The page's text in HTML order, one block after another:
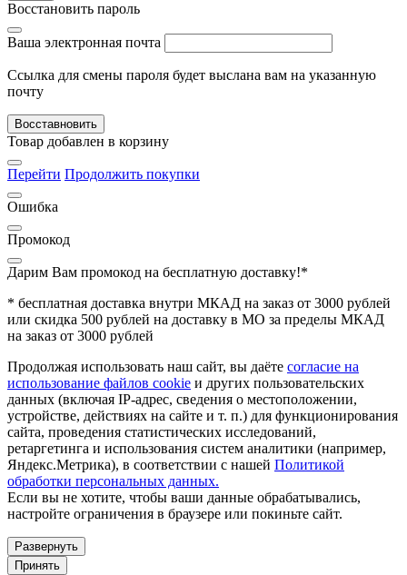
Восстановить пароль
Ваша электронная почта
Ссылка для смены пароля будет выслана вам на указанную
почту
Восставновить
Товар добавлен в корзину
Перейти Продолжить покупки
Ошибка
Промокод
Дарим Вам промокод на бесплатную доставку!*
* бесплатная доставка внутри МКАД на заказ от 3000 рублей
или скидка 500 рублей на доставку в МО за пределы МКАД
на заказ от 3000 рублей
Продолжая использовать наш сайт, вы даёте согласие на
использование файлов cookie и других пользовательских
данных (включая IP-адрес, сведения о местоположении,
устройстве, действиях на сайте и т. п.) для функционирования
сайта, проведения статистических исследований,
ретаргетинга и использования систем аналитики (например,
Яндекс.Метрика), в соответствии с нашей Политикой
обработки персональных данных.
Если вы не хотите, чтобы ваши данные обрабатывались,
настройте ограничения в браузере или покиньте сайт.
Развернуть
Принять